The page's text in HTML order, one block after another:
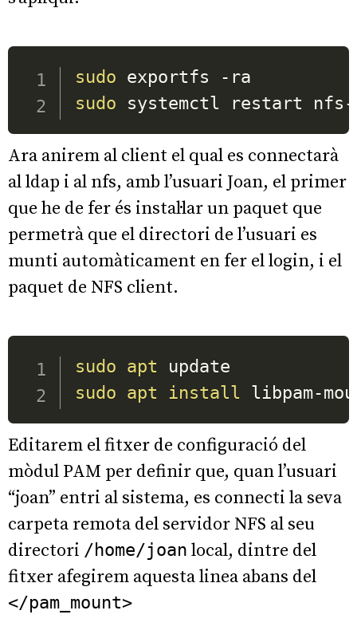
sudo
sudo systemctl restart nfs-
Ara anirem al client el qual es connectarà
al ldap i al nfs, amb l’usuari Joan, el primer
que he de fer és instal·lar un paquet que
permetrà que el directori de l’usuari es
munti automàticament en fer el login, i el
paquet de NFS client.
sudo apt
sudo apt install libpam-
Editarem el fitxer de configuració del
mòdul PAM per definir que, quan l’usuari
“joan” entri al sistema, es connecti la seva
carpeta remota del servidor NFS al seu
directori /home/joan local, dintre del
fitxer afegirem aquesta linea abans del
</pam_mount>